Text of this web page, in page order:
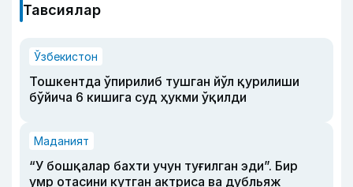
Тавсиялар
Ўзбекистон
Тошкентда ўпирилиб тушган йўл қурилиши
бўйича 6 кишига суд ҳукми ўқилди
Маданият
“У бошқалар бахти учун туғилган эди”. Бир
умр отасини кутган актриса ва дубльяж